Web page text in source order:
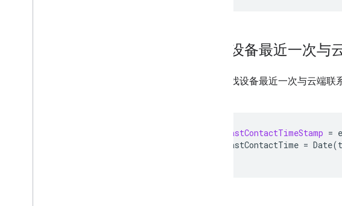
获取设备最近一次与
如需查找设备最近一次与云端联
lastContactTimeStamp =
lastContactTime = Date(